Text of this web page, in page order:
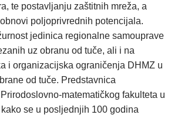
te postavljanju zaštitnih mreža, a
poljoprivrednih potencijala.
jedinica regionalne samouprave
uz obranu od tuče, ali i na
i organizacijska ograničenja DHMZ u
od tuče. Predstavnica
matematičkog fakulteta u
se u posljednjih 100 godina